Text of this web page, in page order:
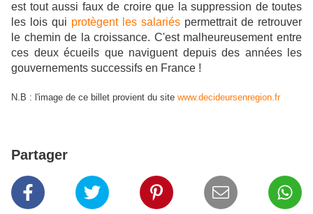
est tout aussi faux de croire que la suppression de toutes
les lois qui protègent les salariés permettrait de retrouver
le chemin de la croissance. C'est malheureusement entre
ces deux écueils que naviguent depuis des années les
gouvernements successifs en France !
N.B : l'image de ce billet provient du site www.decideursenregion.fr
Partager